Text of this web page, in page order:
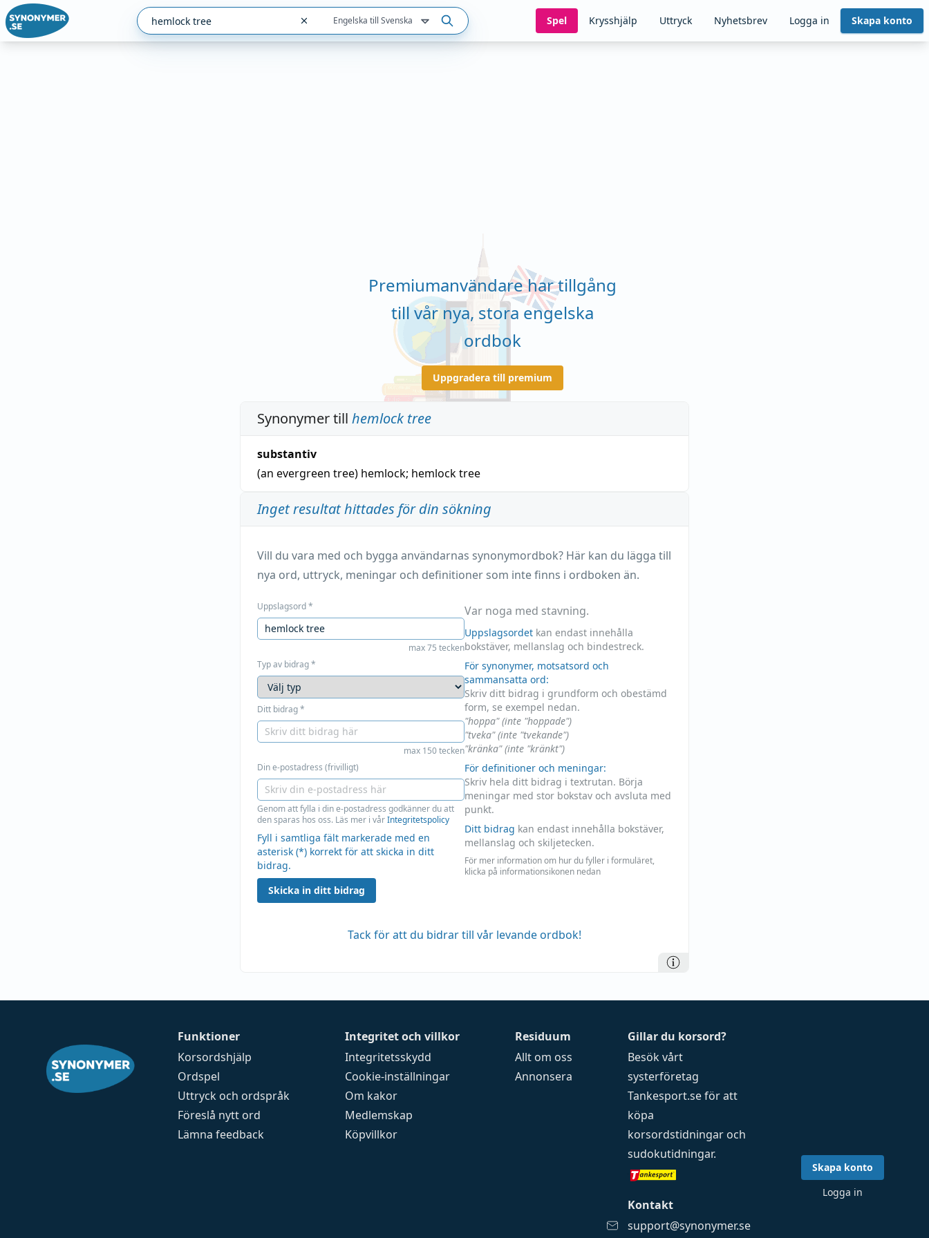
Engelska till Svenska Spel Krysshjälp Uttryck Nyhetsbrev Logga in Skapa konto
Premiumanvändare har tillgång
till vår nya, stora engelska
ordbok
Uppgradera till premium
Synonymer till hemlock tree
substantiv
(an evergreen tree) hemlock; hemlock tree
Inget resultat hittades för din sökning
Vill du vara med och bygga användarnas synonymordbok? Här kan du lägga till
nya ord, uttryck, meningar och definitioner som inte finns i ordboken än.
Uppslagsord*
max 75 tecken
Typ av bidrag*
Ditt bidrag*
max 150 tecken
Din e-postadress (frivilligt)
Genom att fylla i din e-postadress godkänner du att
den sparas hos oss. Läs mer i vårIntegritetspolicy
Fyll i samtliga fält markerade med en
asterisk (*) korrekt för att skicka in ditt
bidrag.
Skicka in ditt bidrag
Var noga med stavning.
Uppslagsordet kan endast innehålla
bokstäver, mellanslag och bindestreck.
För synonymer, motsatsord och
sammansatta ord:
Skriv ditt bidrag i grundform och obestämd
form, se exempel nedan.
"hoppa" (inte "hoppade")
"tveka" (inte "tvekande")
"kränka" (inte "kränkt")
För definitioner och meningar:
Skriv hela ditt bidrag i textrutan. Börja
meningar med stor bokstav och avsluta med
punkt.
Ditt bidrag kan endast innehålla bokstäver,
mellanslag och skiljetecken.
För mer information om hur du fyller i formuläret,
klicka på informationsikonen nedan
Tack för att du bidrar till vår levande ordbok!
Funktioner
Korsordshjälp
Ordspel
Uttryck och ordspråk
Föreslå nytt ord
Lämna feedback
Integritet och villkor
Integritetsskydd
Cookie-inställningar
Om kakor
Medlemskap
Köpvillkor
Residuum
Allt om oss
Annonsera
Gillar du korsord?
Besök vårt
systerföretag
Tankesport.seför att
köpa
korsordstidningar och
sudokutidningar.
Kontakt
support@synonymer.se
Skapa konto
Logga in